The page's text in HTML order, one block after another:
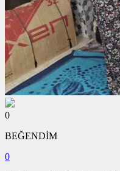
0
BEĞENDİM
0